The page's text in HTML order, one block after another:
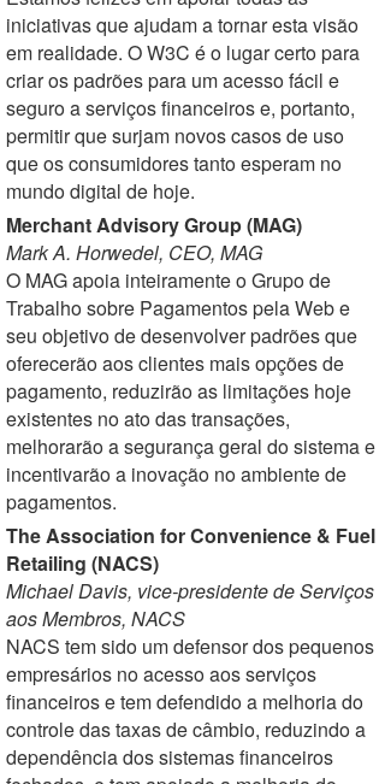
iniciativas que ajudam a tornar esta visão
em realidade. O W3C é o lugar certo para
criar os padrões para um acesso fácil e
seguro a serviços financeiros e, portanto,
permitir que surjam novos casos de uso
que os consumidores tanto esperam no
mundo digital de hoje.
Merchant Advisory Group (MAG)
Mark A. Horwedel, CEO, MAG
O MAG apoia inteiramente o Grupo de
Trabalho sobre Pagamentos pela Web e
seu objetivo de desenvolver padrões que
oferecerão aos clientes mais opções de
pagamento, reduzirão as limitações hoje
existentes no ato das transações,
melhorarão a segurança geral do sistema e
incentivarão a inovação no ambiente de
pagamentos.
The Association for Convenience & Fuel
Retailing (NACS)
Michael Davis, vice-presidente de Serviços
aos Membros, NACS
NACS tem sido um defensor dos pequenos
empresários no acesso aos serviços
financeiros e tem defendido a melhoria do
controle das taxas de câmbio, reduzindo a
dependência dos sistemas financeiros